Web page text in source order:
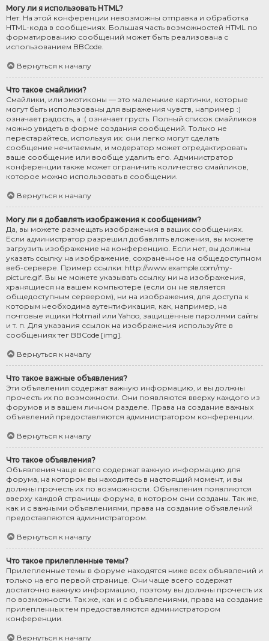
Могу ли я использовать HTML?
Нет. На этой конференции невозможны отправка и обработка
HTML-кода в сообщениях. Большая часть возможностей HTML по
форматированию сообщений может быть реализована с
использованием BBCode.
Вернуться к началу
Что такое смайлики?
Смайлики, или эмотиконы — это маленькие картинки, которые
могут быть использованы для выражения чувств, например :)
означает радость, а :( означает грусть. Полный список смайликов
можно увидеть в форме создания сообщений. Только не
перестарайтесь, используя их: они легко могут сделать
сообщение нечитаемым, и модератор может отредактировать
ваше сообщение или вообще удалить его. Администратор
конференции также может ограничить количество смайликов,
которое можно использовать в сообщении.
Вернуться к началу
Могу ли я добавлять изображения к сообщениям?
Да, вы можете размещать изображения в ваших сообщениях.
Если администратор разрешил добавлять вложения, вы можете
загрузить изображение на конференцию. Если нет, вы должны
указать ссылку на изображение, сохранённое на общедоступном
веб-сервере. Пример ссылки: http://www.example.com/my-
picture.gif. Вы не можете указывать ссылку ни на изображения,
хранящиеся на вашем компьютере (если он не является
общедоступным сервером), ни на изображения, для доступа к
которым необходима аутентификация, как, например, на
почтовые ящики Hotmail или Yahoo, защищённые паролями сайты
и т. п. Для указания ссылок на изображения используйте в
сообщениях тег BBCode [img].
Вернуться к началу
Что такое важные объявления?
Эти объявления содержат важную информацию, и вы должны
прочесть их по возможности. Они появляются вверху каждого из
форумов и в вашем личном разделе. Права на создание важных
объявлений предоставляются администратором конференции.
Вернуться к началу
Что такое объявления?
Объявления чаще всего содержат важную информацию для
форума, на котором вы находитесь в настоящий момент, и вы
должны прочесть их по возможности. Объявления появляются
вверху каждой страницы форума, в котором они созданы. Так же,
как и с важными объявлениями, права на создание объявлений
предоставляются администратором.
Вернуться к началу
Что такое прилепленные темы?
Прилепленные темы в форуме находятся ниже всех объявлений и
только на его первой странице. Они чаще всего содержат
достаточно важную информацию, поэтому вы должны прочесть их
по возможности. Так же, как и с объявлениями, права на создание
прилепленных тем предоставляются администратором
конференции.
Вернуться к началу